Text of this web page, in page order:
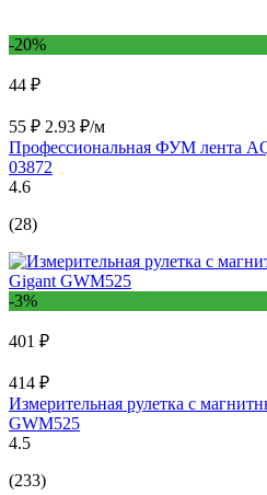
-20%
44 ₽
55 ₽ 2.93 ₽/м
Профессиональная ФУМ лента
03872
4.6
(28)
-3%
401 ₽
414 ₽
Измерительная рулетка с
GWM525
4.5
(233)